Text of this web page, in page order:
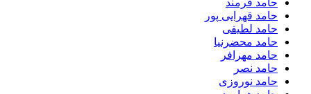
حامد فرمند
حامد قهرایی پور
حامد لطیفی
حامد محضرنیا
حامد مهرافر
حامد نصر
حامد نوروزی